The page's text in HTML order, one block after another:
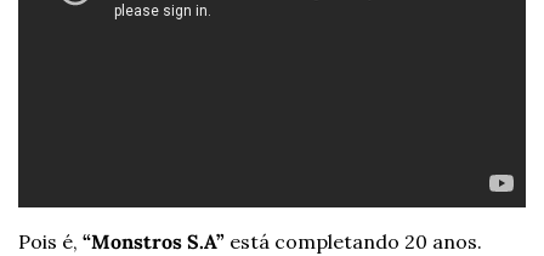
Pois é, “Monstros S.A” está completando 20 anos.